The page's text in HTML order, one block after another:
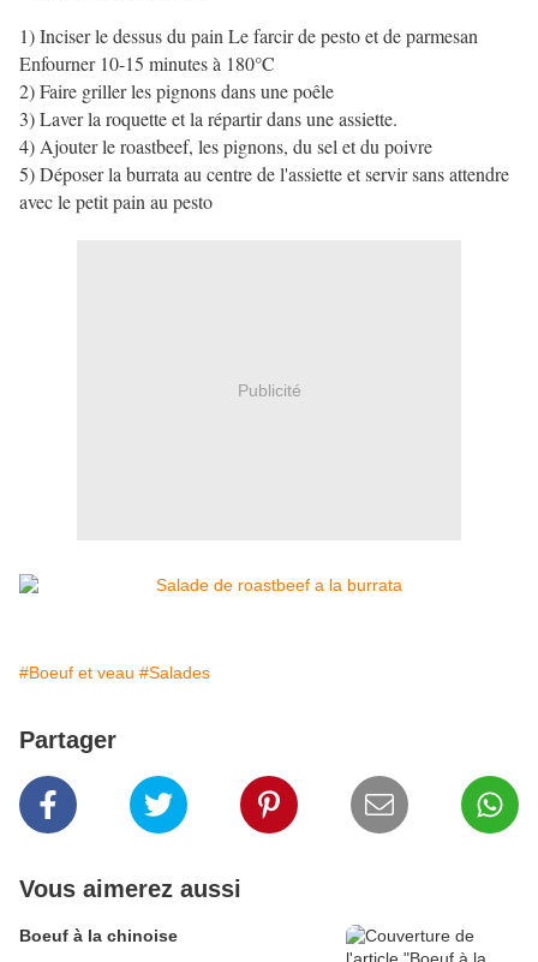
1) Inciser le dessus du pain Le farcir de pesto et de parmesan
Enfourner 10-15 minutes à 180°C
2) Faire griller les pignons dans une poêle
3) Laver la roquette et la répartir dans une assiette.
4) Ajouter le roastbeef, les pignons, du sel et du poivre
5) Déposer la burrata au centre de l'assiette et servir sans attendre
avec le petit pain au pesto
Publicité
#Boeuf et veau #Salades
Partager
Vous aimerez aussi
Boeuf à la chinoise